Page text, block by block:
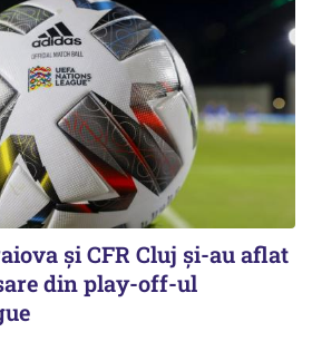
și CFR Cluj și-au aflat
din play-off-ul